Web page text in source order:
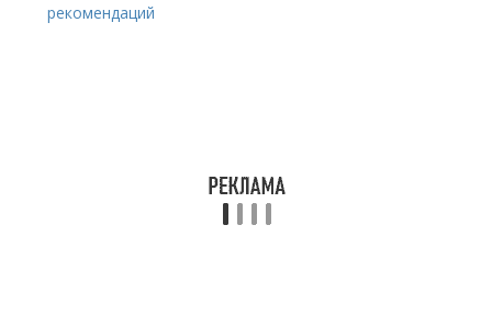
рекомендаций